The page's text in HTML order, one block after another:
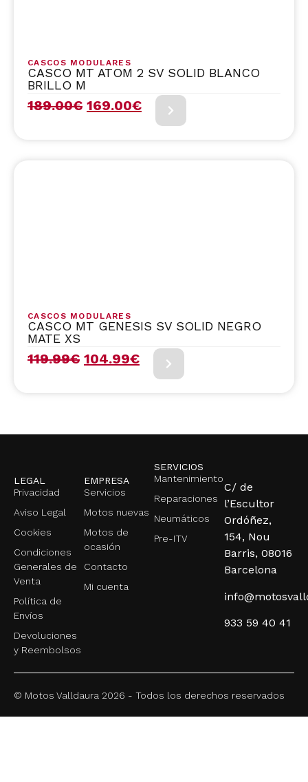
CASCOS MODULARES
CASCO MT ATOM 2 SV SOLID BLANCO
BRILLO M
189.00€ 169.00€
CASCOS MODULARES
CASCO MT GENESIS SV SOLID NEGRO
MATE XS
119.99€ 104.99€
C/ de
l’Escultor
Ordóñez,
154, Nou
Barris, 08016
Barcelona
933 59 40 41
SERVICIOS
Mantenimiento
Reparaciones
Neumáticos
Pre-ITV
EMPRESA
Servicios
Motos nuevas
Motos de
ocasión
Contacto
Mi cuenta
LEGAL
Privacidad
Aviso Legal
Cookies
Condiciones
Generales de
Venta
Política de
Envíos
Devoluciones
y Reembolsos
© Motos Valldaura 2026 - Todos los derechos reservados